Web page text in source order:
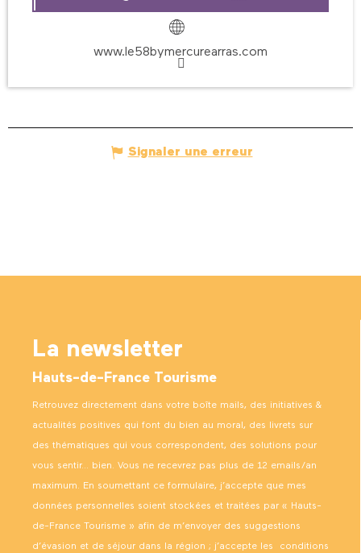
www.le58bymercurearras.com
Signaler une erreur
La newsletter
Hauts-de-France Tourisme
Retrouvez directement dans votre boîte mails, des initiatives &
actualités positives qui font du bien au moral, des livrets sur
des thématiques qui vous correspondent, des solutions pour
vous sentir… bien. Vous ne recevrez pas plus de 12 emails/an
maximum. En soumettant ce formulaire, j’accepte que mes
données personnelles soient stockées et traitées par « Hauts-
de-France Tourisme » afin de m’envoyer des suggestions
d’évasion et de séjour dans la région ; j’accepte les conditions